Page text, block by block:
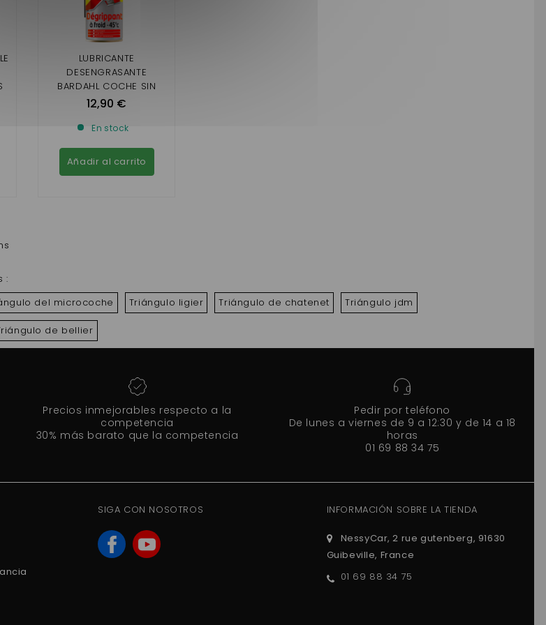
LUBRICANTE
DESENGRASANTE
BARDAHL COCHE SIN
LICENCIA
12,90 €
En stock
Añadir al carrito
:
del microcoche Triángulo ligier Triángulo de chatenet Triángulo jdm
de bellier
Precios inmejorables respecto a la
competencia
30% más barato que la competencia
Pedir por teléfono
De lunes a viernes de 9 a 12:30 y de 14 a 18
horas
01 69 88 34 75
SIGA CON NOSOTROS INFORMACIÓN SOBRE LA TIENDA
NessyCar, 2 rue gutenberg, 91630
Guibeville, France
01 69 88 34 75